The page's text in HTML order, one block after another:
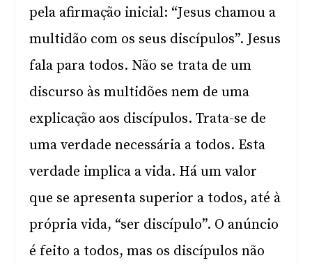
pela afirmação inicial: “Jesus chamou a
multidão com os seus discípulos”. Jesus
fala para todos. Não se trata de um
discurso às multidões nem de uma
explicação aos discípulos. Trata-se de
uma verdade necessária a todos. Esta
verdade implica a vida. Há um valor
que se apresenta superior a todos, até à
própria vida, “ser discípulo”. O anúncio
é feito a todos, mas os discípulos não